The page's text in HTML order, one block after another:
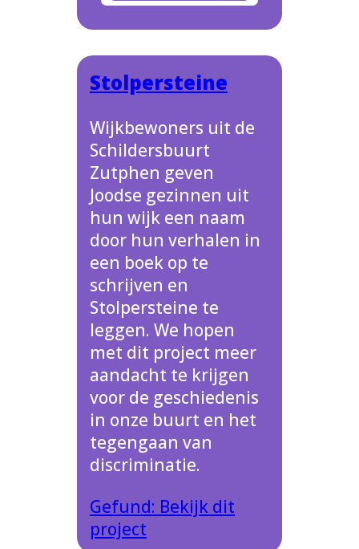
Stolpersteine
Wijkbewoners uit de
Schildersbuurt
Zutphen geven
Joodse gezinnen uit
hun wijk een naam
door hun verhalen in
een boek op te
schrijven en
Stolpersteine te
leggen. We hopen
met dit project meer
aandacht te krijgen
voor de geschiedenis
in onze buurt en het
tegengaan van
discriminatie.
Gefund: Bekijk dit
project